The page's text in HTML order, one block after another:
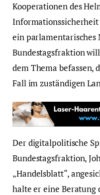
Kooperationen des
Informationssicherheit
ein parlamentarisches
Bundestagsfraktion
dem Thema befassen,
Fall im zuständigen
Der digitalpolitische
Bundestagsfraktion,
„Handelsblatt“,
halte er eine Beratung